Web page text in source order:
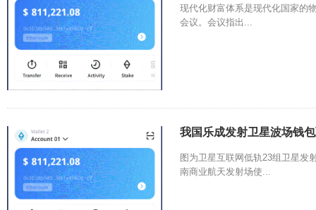
现代化财富体系是现代化国家的
会议。会议指出...
我国乐成发射卫星波场钱
图为卫星互联网低轨23组卫星发
南商业航天发射场使...